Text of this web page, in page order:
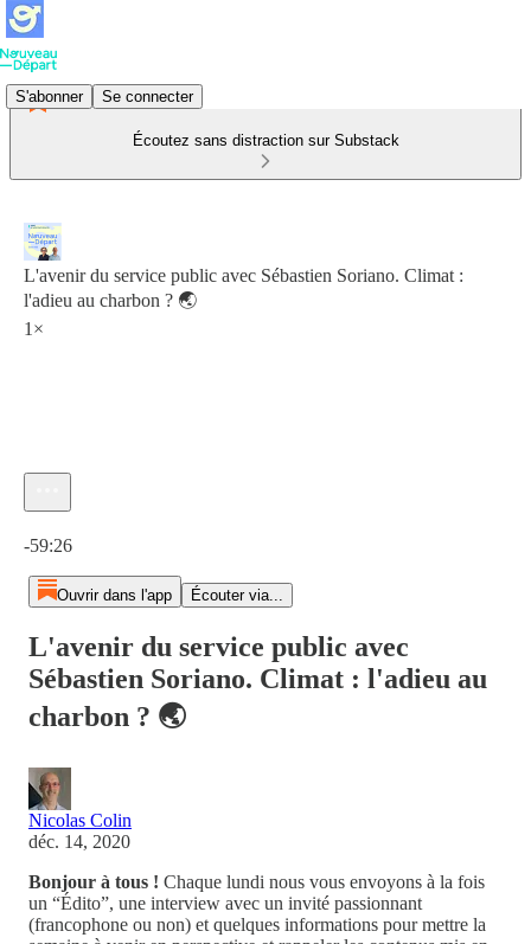
S'abonner Se connecter
Écoutez sans distraction sur Substack
L'avenir du service public avec Sébastien Soriano. Climat :
l'adieu au charbon ? 🌏
1×
-59:26
Ouvrir dans l'app Écouter via...
L'avenir du service public avec
Sébastien Soriano. Climat : l'adieu au
charbon ? 🌏
Nicolas Colin
déc. 14, 2020
Bonjour à tous ! Chaque lundi nous vous envoyons à la fois
un “Édito”, une interview avec un invité passionnant
(francophone ou non) et quelques informations pour mettre la